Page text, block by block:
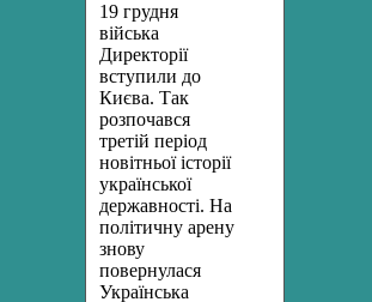
19 грудня
війська
Директорії
вступили до
Києва. Так
розпоча­вся
третій період
новітньої історії
української
державності. На
по­літичну арену
знову
повернулася
Українська